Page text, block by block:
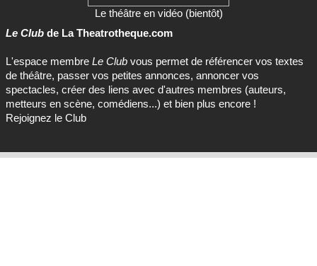
Le théâtre en vidéo (bientôt)
Le Club de La Theatrotheque.com
L'espace membre Le Club vous permet de référencer vos textes
de théâtre, passer vos petites annonces, annoncer vos
spectacles, créer des liens avec d'autres membres (auteurs,
metteurs en scène, comédiens...) et bien plus encore !
Rejoignez le Club